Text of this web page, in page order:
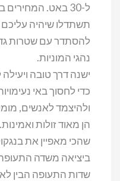
ל-30 באט.
תשתדלו שיהיה
להסתדר עם שטרות
נהגי המוניות.
ישנה דרך טובה
כדי לחסוך באי
ולהיצמד לאנשים,
הן מאוד זולות
שהכי מאפיין את
שדות התעופה הבין